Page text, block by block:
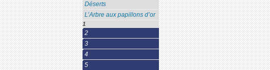
Déserts
L’Arbre aux papillons d’or
1
2
3
4
5